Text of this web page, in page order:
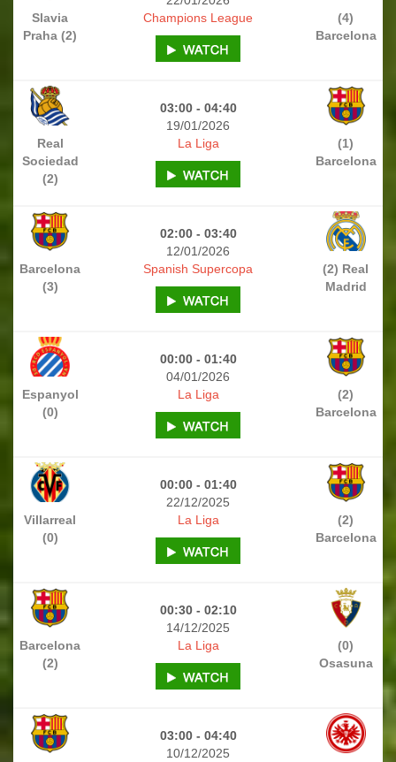
Slavia
Praha (2)
(4)
Barcelona
Champions League
03:00 - 04:40
19/01/2026
Real
Sociedad
(2)
(1)
Barcelona
La Liga
02:00 - 03:40
12/01/2026
Barcelona
(3)
(2) Real
Madrid
Spanish Supercopa
00:00 - 01:40
04/01/2026
Espanyol
(0)
(2)
Barcelona
La Liga
00:00 - 01:40
22/12/2025
Villarreal
(0)
(2)
Barcelona
La Liga
00:30 - 02:10
14/12/2025
Barcelona
(2)
(0)
Osasuna
La Liga
03:00 - 04:40
10/12/2025